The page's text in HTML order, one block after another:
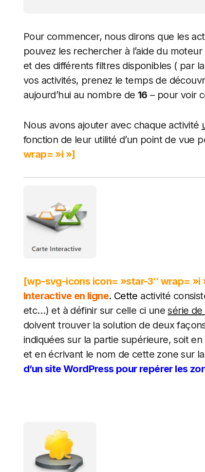
Pour commencer, nous dirons que les
pouvez les rechercher à l’aide du
et des différents filtres disponibles ( par
vos activités, prenez le temps de
aujourd’hui au nombre de 16 – pour voir
Nous avons ajouter avec chaque activité
fonction de leur utilité d’un point de vue
wrap= »i »]
[wp-svg-icons icon= »star-3″ wrap= »i
Interactive en ligne. Cette activité
etc…) et à définir sur celle ci unesérie
doivent trouver la solution de deux
indiquées sur la partie supérieure, soit en
et en écrivant le nom de cette zone sur
d’un site WordPress pour repérer les